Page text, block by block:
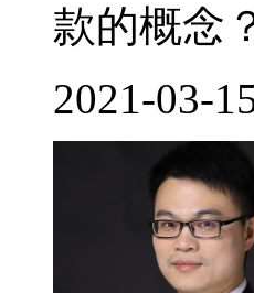
款的概念
2021-03-